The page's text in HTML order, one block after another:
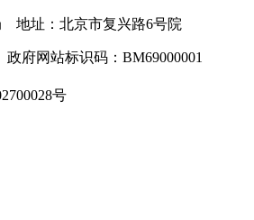
地址：北京市复兴路6号院
府网站标识码：BM69000001
号